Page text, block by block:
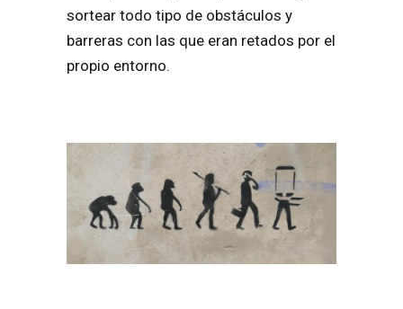
sortear todo tipo de obstáculos y
barreras con las que eran retados por el
propio entorno.